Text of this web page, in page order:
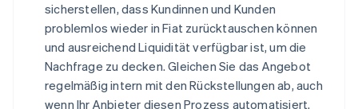
sicherstellen, dass Kundinnen und Kunden
problemlos wieder in Fiat zurücktauschen können
und ausreichend Liquidität verfügbar ist, um die
Nachfrage zu decken. Gleichen Sie das Angebot
regelmäßig intern mit den Rückstellungen ab, auch
wenn Ihr Anbieter diesen Prozess automatisiert.